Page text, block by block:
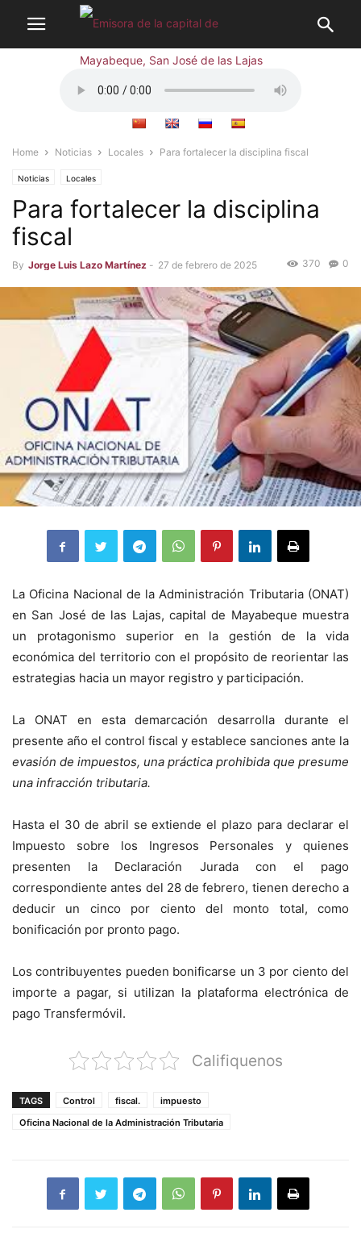
Home Noticias Locales Para fortalecer la disciplina fiscal
Noticias Locales
Para fortalecer la disciplina
fiscal
By Jorge Luis Lazo Martínez - 27 de febrero de 2025 0
370
La Oficina Nacional de la Administración Tributaria (ONAT)
en San José de las Lajas, capital de Mayabeque muestra
un protagonismo superior en la gestión de la vida
económica del territorio con el propósito de reorientar las
estrategias hacia un mayor registro y participación.
La ONAT en esta demarcación desarrolla durante el
presente año el control fiscal y establece sanciones ante la
evasión de impuestos, una práctica prohibida que presume
una infracción tributaria.
Hasta el 30 de abril se extiende el plazo para declarar el
Impuesto sobre los Ingresos Personales y quienes
presenten la Declaración Jurada con el pago
correspondiente antes del 28 de febrero, tienen derecho a
deducir un cinco por ciento del monto total, como
bonificación por pronto pago.
Los contribuyentes pueden bonificarse un 3 por ciento del
importe a pagar, si utilizan la plataforma electrónica de
pago Transfermóvil.
Califiquenos
TAGS Control fiscal.
impuesto
Oficina Nacional de la Administración Tributaria